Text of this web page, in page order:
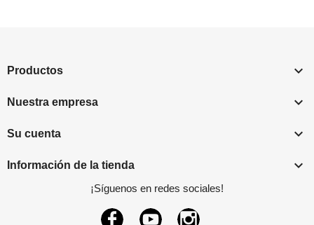
Productos 
Nuestra empresa 
Su cuenta 
Información de la tienda 
¡Síguenos en redes sociales!
FacebookYouTube